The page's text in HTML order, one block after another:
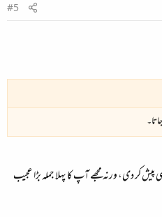
#5
کر دی، ورنہ مجھے آپ کا پہلا جملہ بڑا عجیب